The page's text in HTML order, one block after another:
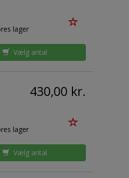
lager
Vælg antal
430,00 kr.
lager
Vælg antal